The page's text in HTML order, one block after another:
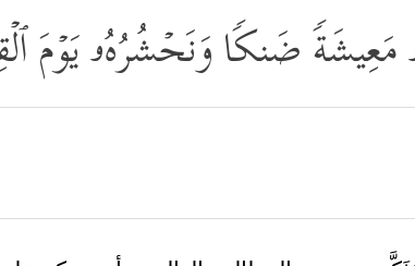
ضَنكࣰا وَنَحۡشُرُهُۥ یَوۡمَ